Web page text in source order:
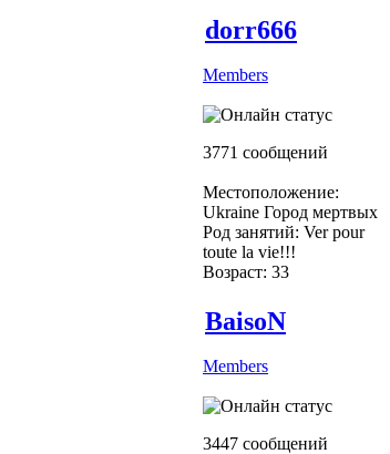
dorr666
Members
3771 сообщений
Местоположение:
Ukraine Город мертвых
Род занятий: Ver pour
toute la vie!!!
Возраст: 33
BaisoN
Members
3447 сообщений